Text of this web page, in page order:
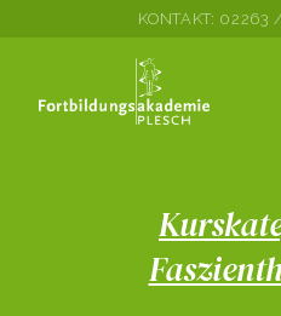
KONTAKT: 02263